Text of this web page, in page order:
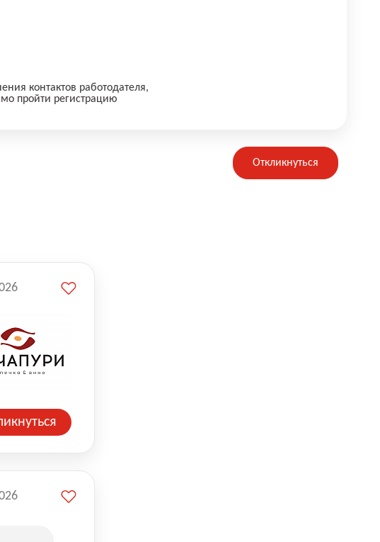
контактов работодателя,
пройти регистрацию
Откликнуться